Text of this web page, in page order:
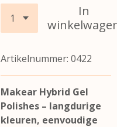
In
Artikelnummer: 0422
Makear Hybrid Gel
Polishes – langdurige
kleuren, eenvoudige